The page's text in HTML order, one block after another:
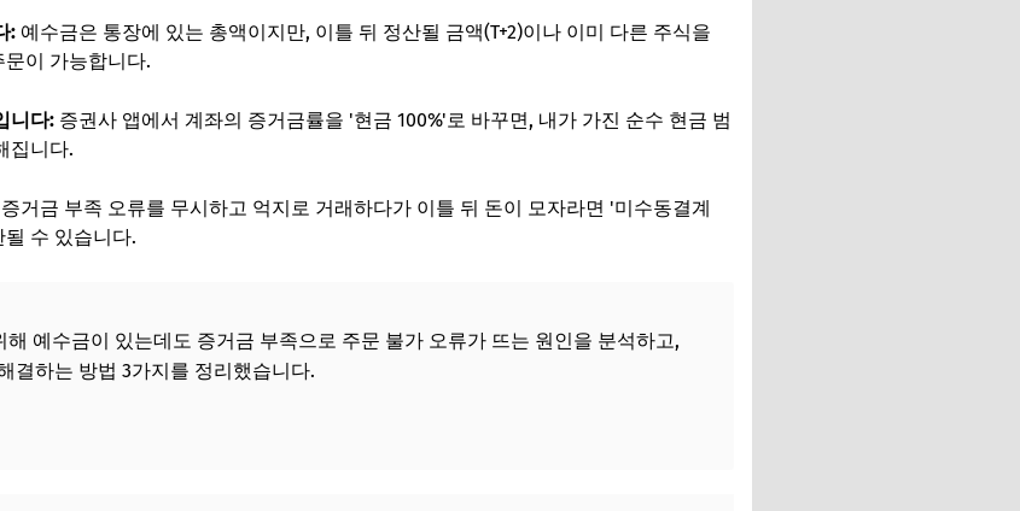
: 예수금은 통장에 있는 총액이지만, 이틀 뒤 정산될 금액(T+2)이나 이미 다른 주식을
이 가능합니다.
니다: 증권사 앱에서 계좌의 증거금률을 '현금 100%'로 바꾸면, 내가 가진 순수 현금 범
집니다.
증거금 부족 오류를 무시하고 억지로 거래하다가 이틀 뒤 돈이 모자라면 '미수동결계
수 있습니다.
해 예수금이 있는데도 증거금 부족으로 주문 불가 오류가 뜨는 원인을 분석하고,
결하는 방법 3가지를 정리했습니다.